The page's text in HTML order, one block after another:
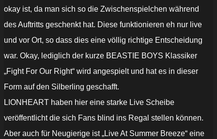
okay ist, da man sich so die Zwischenspielchen während
des Auftritts geschenkt hat. Diese funktionieren eh nur live
und vor Ort, so dass dies eine völlig richtige Entscheidung
war. Okay, lediglich der kurze BEASTIE BOYS Klassiker
„Fight For Our Right“ wird angespielt und hat es in dieser
Form auf den Silberling geschafft.
LIONHEART haben hier eine starke Live Scheibe
veröffentlicht die sich Fans blind ins Regal stellen können.
Aber auch für Neugierige ist „Live At Summer Breeze“ eine